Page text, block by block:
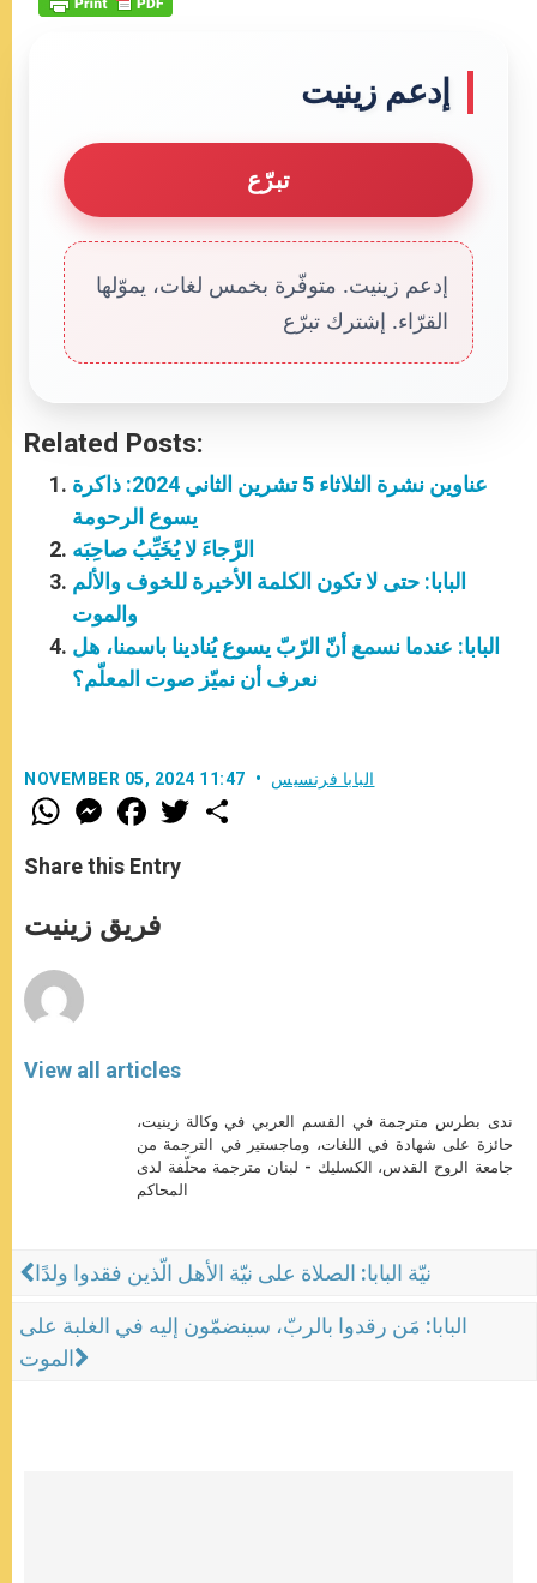
إدعم زينيت
تبرّع
إدعم زينيت. متوفّرة بخمس لغات، يموّلها
القرّاء. إشترك تبرّع
Related Posts:
عناوين نشرة الثلاثاء 5 تشرين الثاني 2024: ذاكرة
يسوع الرحومة
الرَّجاءَ لا يُخَيِّبُ صاحِبَه
البابا: حتى لا تكون الكلمة الأخيرة للخوف والألم
والموت
البابا: عندما نسمع أنّ الرّبّ يسوع يُنادينا باسمنا، هل
نعرف أن نميّز صوت المعلّم؟
NOVEMBER 05, 2024 11:47 البابا فرنسيس
W
h
t
s
p
p
M
e
s
e
g
e
F
a
e
b
o
k
w
Share this Entry
فريق زينيت
View all articles
ندى بطرس مترجمة في القسم العربي في وكالة زينيت،
حائزة على شهادة في اللغات، وماجستير في الترجمة من
جامعة الروح القدس، الكسليك - لبنان مترجمة محلّفة لدى
المحاكم
نيّة البابا: الصلاة على نيّة الأهل الّذين فقدوا ولدًا
البابا: مَن رقدوا بالربّ، سينضمّون إليه في الغلبة على
الموت